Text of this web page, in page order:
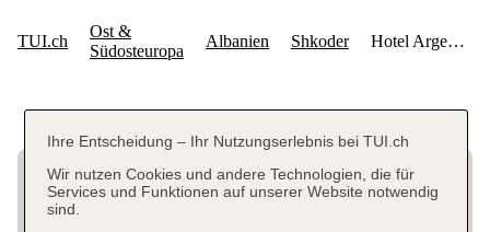
Ihre Entscheidung – Ihr Nutzungserlebnis bei TUI.ch
Wir nutzen Cookies und andere Technologien, die für
Services und Funktionen auf unserer Website notwendig
sind.